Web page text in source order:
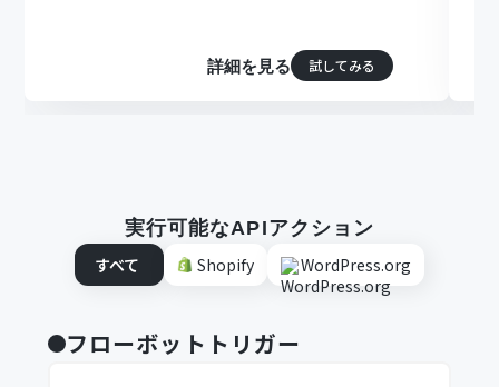
詳細を見る 試してみる
実行可能なAPIアクション
すべて
Shopify WordPress.org
フローボットトリガー